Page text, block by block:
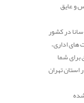
و عایق
های اداری،
برای شما
استان تهران